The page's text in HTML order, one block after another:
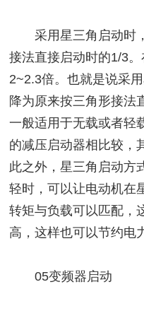
采用星三角启动时，
接法直接启动时的1/3
2~2.3倍。也就是说采
降为原来按三角形接法
一般适用于无载或者轻
的减压启动器相比较，
此之外，星三角启动方
轻时，可以让电动机在
转矩与负载可以匹配，
高，这样也可以节约电
05变频器启动